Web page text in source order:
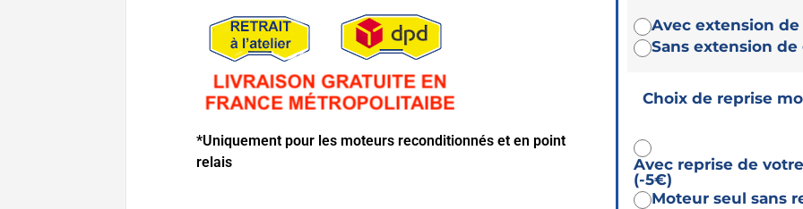
*Uniquement pour les moteurs reconditionnés et en point
relais
Avec extension de
Sans extension de
Choix de reprise
Avec reprise de
(-5€)
Moteur seul sans